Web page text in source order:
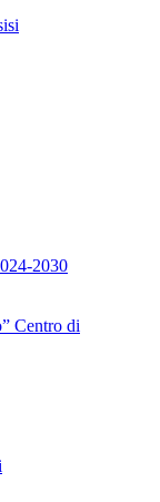
2030
Centro di